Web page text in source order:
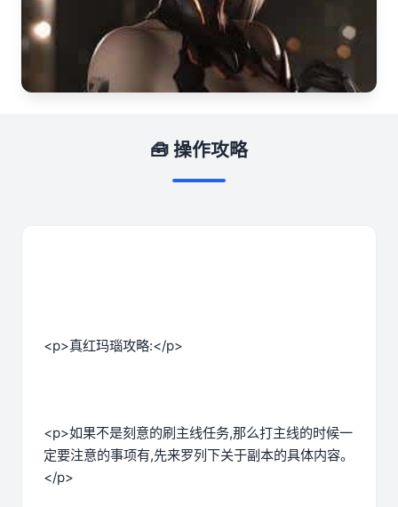
🧰 操作攻略
<p>真红玛瑙攻略:</p>
<p>如果不是刻意的刷主线任务,那么打主线的时候一
定要注意的事项有,先来罗列下关于副本的具体内容。
</p>